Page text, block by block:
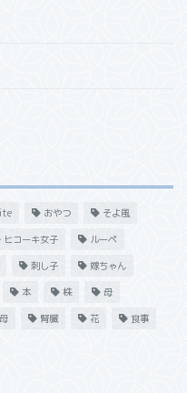
おやつ そよ風
ヒコーキ女子 ルーペ
刺し子 嫁ちゃん
本 株 母
腎臓 花 食事